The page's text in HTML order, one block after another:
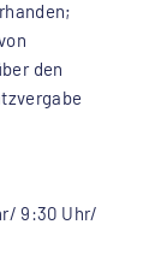
den
9:30 Uhr/